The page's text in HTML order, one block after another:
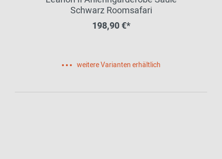
Schwarz Roomsafari
198,90 €*
weitere Varianten erhältlich